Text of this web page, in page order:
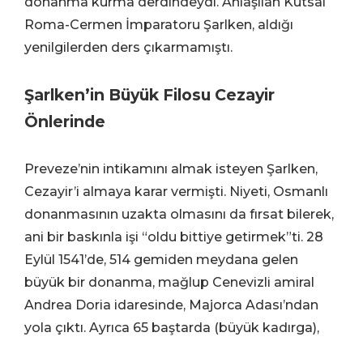
Roma-Cermen İmparatoru Şarlken, aldığı
yenilgilerden ders çıkarmamıştı.
Şarlken’in Büyük Filosu Cezayir
Önlerinde
Preveze’nin intikamını almak isteyen Şarlken,
Cezayir’i almaya karar vermişti. Niyeti, Osmanlı
donanmasının uzakta olmasını da fırsat bilerek,
ani bir baskınla işi “oldu bittiye getirmek”ti. 28
Eylül 1541’de, 514 gemiden meydana gelen
büyük bir donanma, mağlup Cenevizli amiral
Andrea Doria idaresinde, Majorca Adası’ndan
yola çıktı. Ayrıca 65 baştarda (büyük kadırga),